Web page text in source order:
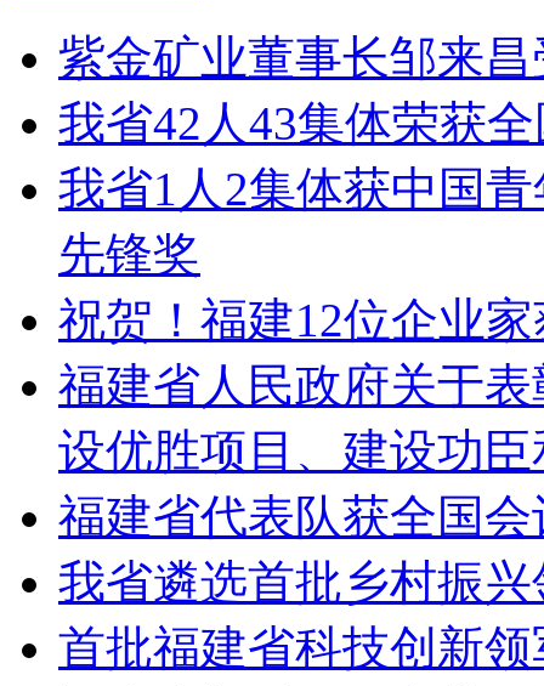
紫金矿业董事长邹来
我省42人43集体荣获
我省1人2集体获中国
先锋奖
祝贺！福建12位企业
福建省人民政府关于
设优胜项目、建设功
福建省代表队获全国
我省遴选首批乡村振
首批福建省科技创新